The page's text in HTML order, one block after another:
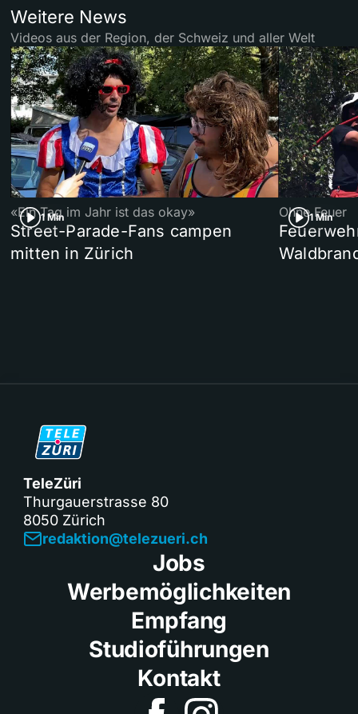
Weitere News
Videos aus der Region, der Schweiz und aller Welt
1 Min
«Ein Tag im Jahr ist das okay»
Street-Parade-Fans campen
mitten in Zürich
1 Min
Ohne Feuer
TeleZüri
Thurgauerstrasse 80
8050 Zürich
redaktion@telezueri.ch
Jobs
Werbemöglichkeiten
Empfang
Studioführungen
Kontakt